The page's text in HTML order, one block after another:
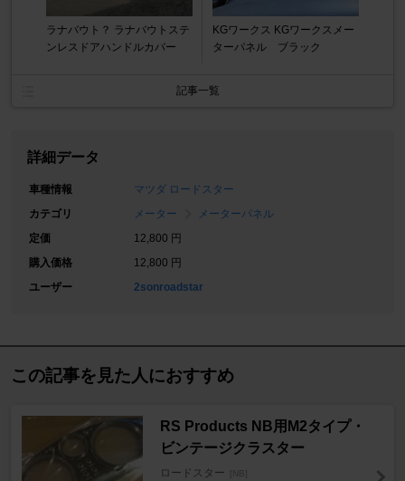
ラナバウト？ ラナバウトステ
ンレスドアハンドルカバー
KGワークス KGワークスメー
ターパネル ブラック
記事一覧
詳細データ
車種情報
マツダ ロードスター
カテゴリ
メーター
メーターパネル
定価
12,800 円
購入価格
12,800 円
ユーザー
2sonroadstar
この記事を見た人におすすめ
RS Products NB用M2タイプ・
ビンテージクラスター
ロードスター [NB]